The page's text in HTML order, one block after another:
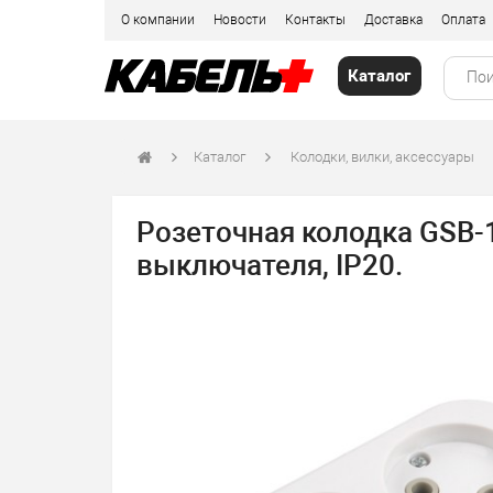
О компании Новости Контакты Доставка Оплата
Каталог
Каталог Колодки, вилки, аксессуары
Розеточная колодка
выключателя, IP20.